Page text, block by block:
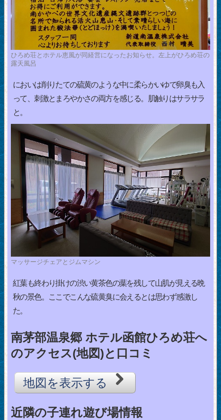
ひろめ荘とホテル恵風が同経営になったお知らせ。左上がひろめ荘の
露天風呂
においは削りたての硫黄のような中に柔らかいゆで卵臭も入
って、刺激とまろやかさの両方を感じる。肌触りはサラサラ
と。
マッサージチェアとジムマシン
紅葉も終わり掛けの渋い黄茶色の葉を残して山肌が見える晩
秋の景色。ここでこんな硫黄臭に会えるとは思わず感激し
た。
南茅部温泉郷 ホテル函館ひろめ荘へ
のアクセス(地図)と口コミ
地図を表示する
近隣の子連れ遊び場情報